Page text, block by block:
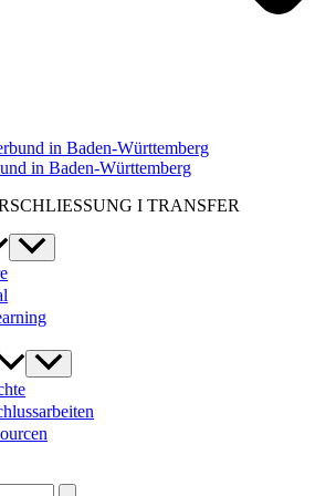
in Baden-Württemberg
I TRANSFER